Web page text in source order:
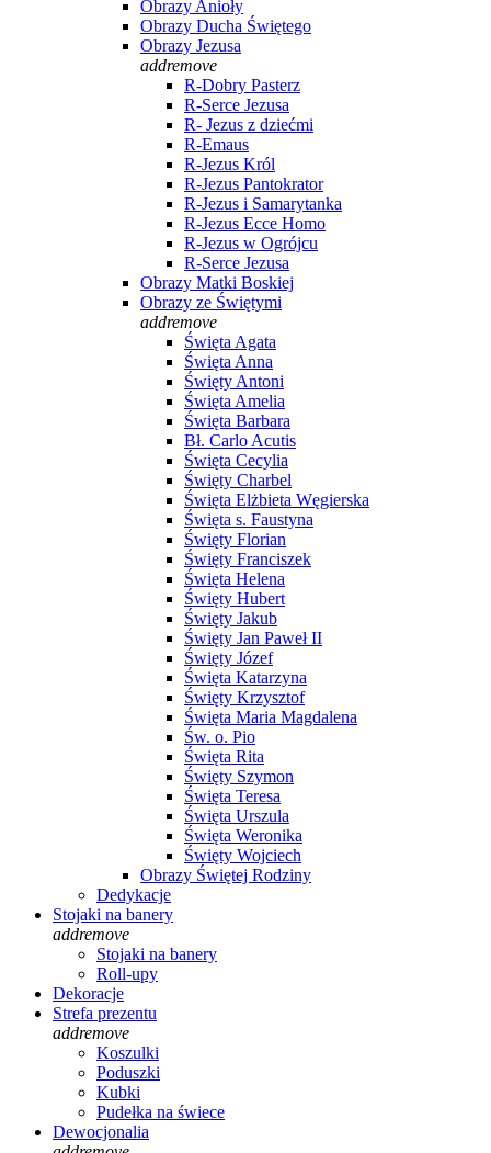
Obrazy Anioły
Obrazy Ducha Świętego
Obrazy Jezusa
addremove
R-Dobry Pasterz
R-Serce Jezusa
R- Jezus z dziećmi
R-Emaus
R-Jezus Król
R-Jezus Pantokrator
R-Jezus i Samarytanka
R-Jezus Ecce Homo
R-Jezus w Ogrójcu
R-Serce Jezusa
Obrazy Matki Boskiej
Obrazy ze Świętymi
addremove
Święta Agata
Święta Anna
Święty Antoni
Święta Amelia
Święta Barbara
Bł. Carlo Acutis
Święta Cecylia
Święty Charbel
Święta Elżbieta Węgierska
Święta s. Faustyna
Święty Florian
Święty Franciszek
Święta Helena
Święty Hubert
Święty Jakub
Święty Jan Paweł II
Święty Józef
Święta Katarzyna
Święty Krzysztof
Święta Maria Magdalena
Św. o. Pio
Święta Rita
Święty Szymon
Święta Teresa
Święta Urszula
Święta Weronika
Święty Wojciech
Obrazy Świętej Rodziny
Dedykacje
Stojaki na banery
addremove
Stojaki na banery
Roll-upy
Dekoracje
Strefa prezentu
addremove
Koszulki
Poduszki
Kubki
Pudełka na świece
Dewocjonalia